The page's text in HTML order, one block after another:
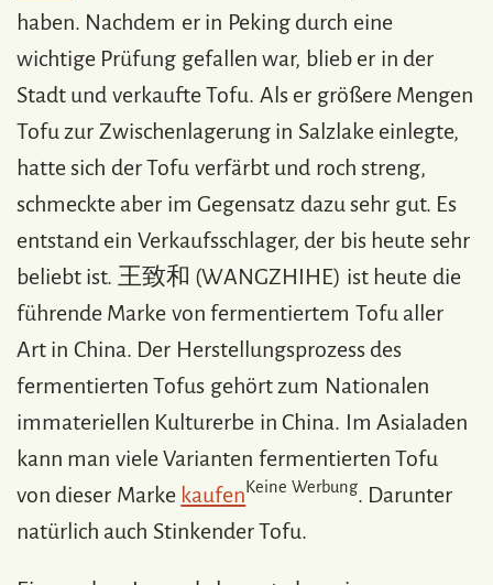
haben. Nachdem er in Peking durch eine
wichtige Prüfung gefallen war, blieb er in der
Stadt und verkaufte Tofu. Als er größere Mengen
Tofu zur Zwischenlagerung in Salzlake einlegte,
hatte sich der Tofu verfärbt und roch streng,
schmeckte aber im Gegensatz dazu sehr gut. Es
entstand ein Verkaufsschlager, der bis heute sehr
beliebt ist. 王致和 (WANGZHIHE) ist heute die
führende Marke von fermentiertem Tofu aller
Art in China. Der Herstellungsprozess des
fermentierten Tofus gehört zum Nationalen
immateriellen Kulturerbe in China. Im Asialaden
kann man viele Varianten fermentierten Tofu
von dieser Marke kaufen Keine Werbung. Darunter
natürlich auch Stinkender Tofu.